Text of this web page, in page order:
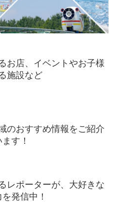
お店、イベントやお子様
施設など
のおすすめ情報をご紹介
す！
レポーターが、大好きな
発信中！